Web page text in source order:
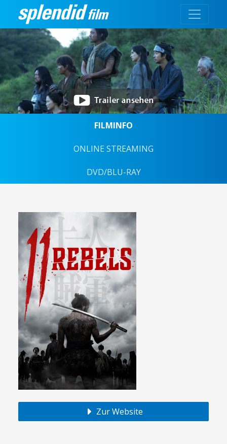
FILMINFO
ONLINE STREAMING
DVD/BLU-RAY
Zur Website